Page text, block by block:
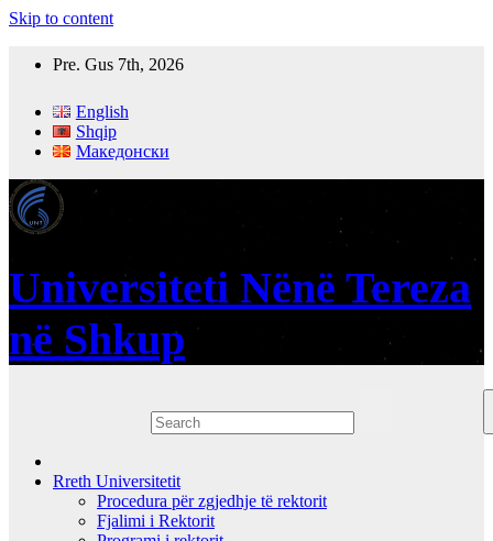
Skip to content
Pre. Gus 7th, 2026
English
Shqip
Македонски
Universiteti Nënë Tereza
në Shkup
Rreth Universitetit
Procedura për zgjedhje të rektorit
Fjalimi i Rektorit